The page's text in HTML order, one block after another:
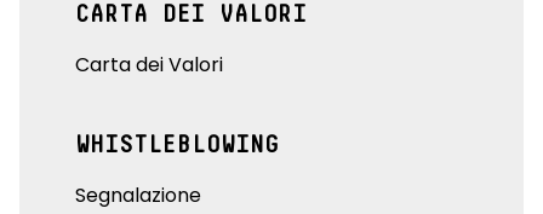
CARTA DEI VALORI
Carta dei Valori
WHISTLEBLOWING
Segnalazione